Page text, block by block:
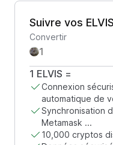
Suivre vos ELVIS
Convertir
1 ELVIS =
Connexion
automatique de
Synchronisation
Metamask ...
10,000 cryptos